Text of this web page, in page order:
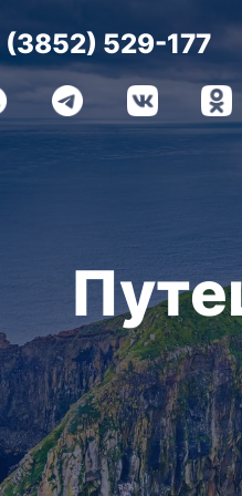
(3852) 529-177
Ваш